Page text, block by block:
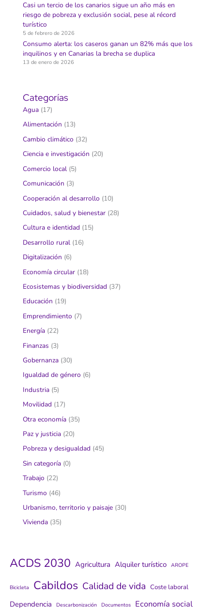
Casi un tercio de los canarios sigue un año más en
riesgo de pobreza y exclusión social, pese al récord
turístico
5 de febrero de 2026
Consumo alerta: los caseros ganan un 82% más que los
inquilinos y en Canarias la brecha se duplica
13 de enero de 2026
Categorías
Agua (17)
Alimentación (13)
Cambio climático (32)
Ciencia e investigación (20)
Comercio local (5)
Comunicación (3)
Cooperación al desarrollo (10)
Cuidados, salud y bienestar (28)
Cultura e identidad (15)
Desarrollo rural (16)
Digitalización (6)
Economía circular (18)
Ecosistemas y biodiversidad (37)
Educación (19)
Emprendimiento (7)
Energía (22)
Finanzas (3)
Gobernanza (30)
Igualdad de género (6)
Industria (5)
Movilidad (17)
Otra economía (35)
Paz y justicia (20)
Pobreza y desigualdad (45)
Sin categoría (0)
Trabajo (22)
Turismo (46)
Urbanismo, territorio y paisaje (30)
Vivienda (35)
ACDS 2030 Agricultura Alquiler turístico AROPE
Bicicleta Cabildos Calidad de vida Coste laboral
Dependencia Descarbonización Documentos Economía social